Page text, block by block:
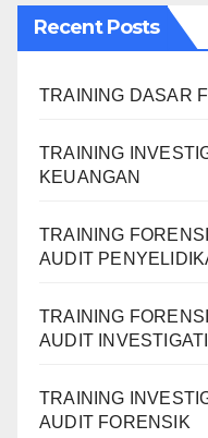
Recent Posts
TRAINING DASAR
TRAINING
KEUANGAN
TRAINING
AUDIT
TRAINING
AUDIT
TRAINING
AUDIT FORENSIK